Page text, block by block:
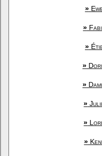
»
»
»
»
»
»
»
»